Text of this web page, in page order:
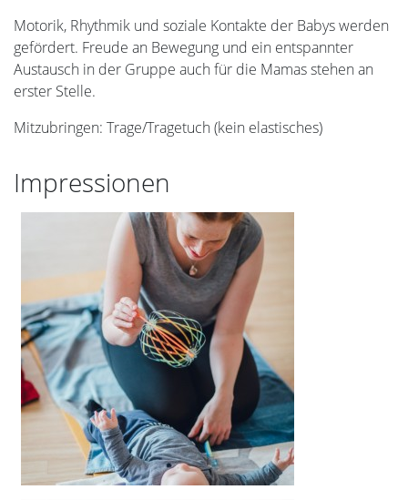
Motorik, Rhythmik und soziale Kontakte der Babys werden
gefördert. Freude an Bewegung und ein entspannter
Austausch in der Gruppe auch für die Mamas stehen an
erster Stelle.
Mitzubringen: Trage/Tragetuch (kein elastisches)
Impressionen